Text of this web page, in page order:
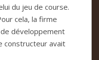
du jeu de course.
cela, la firme
développement
constructeur avait